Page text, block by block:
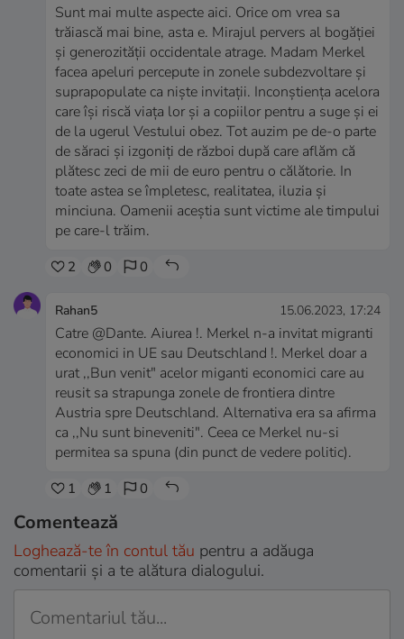
Sunt mai multe aspecte aici. Orice om vrea sa
trăiască mai bine, asta e. Mirajul pervers al bogăției
și generozității occidentale atrage. Madam Merkel
facea apeluri percepute in zonele subdezvoltare și
suprapopulate ca niște invitații. Inconștiența acelora
care își riscă viața lor și a copiilor pentru a suge și ei
de la ugerul Vestului obez. Tot auzim pe de-o parte
de săraci și izgoniți de război după care aflăm că
plătesc zeci de mii de euro pentru o călătorie. In
toate astea se împletesc, realitatea, iluzia și
minciuna. Oamenii aceștia sunt victime ale timpului
pe care-l trăim.
2 0 0
Rahan5 15.06.2023, 17:24
Catre @Dante. Aiurea !. Merkel n-a invitat migranti
economici in UE sau Deutschland !. Merkel doar a
urat ,,Bun venit" acelor miganti economici care au
reusit sa strapunga zonele de frontiera dintre
Austria spre Deutschland. Alternativa era sa afirma
ca ,,Nu sunt bineveniti". Ceea ce Merkel nu-si
permitea sa spuna (din punct de vedere politic).
1 1 0
Comentează
Loghează-te în contul tău pentru a adăuga
comentarii și a te alătura dialogului.